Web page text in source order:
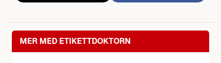
MER MED ETIKETTDOKTORN